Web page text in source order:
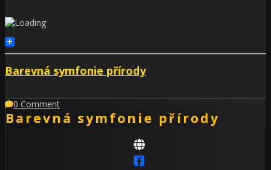
Barevná symfonie přírody
0 Comment
Barevná symfonie přírody